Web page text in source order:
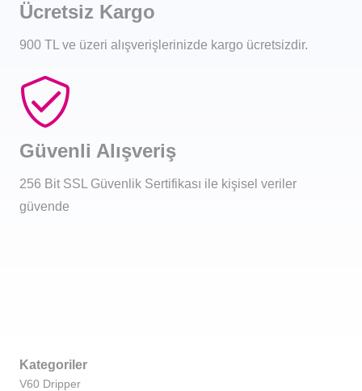
Ücretsiz Kargo
900 TL ve üzeri alışverişlerinizde kargo ücretsizdir.
Güvenli Alışveriş
256 Bit SSL Güvenlik Sertifikası ile kişisel veriler
güvende
Kategoriler
V60 Dripper